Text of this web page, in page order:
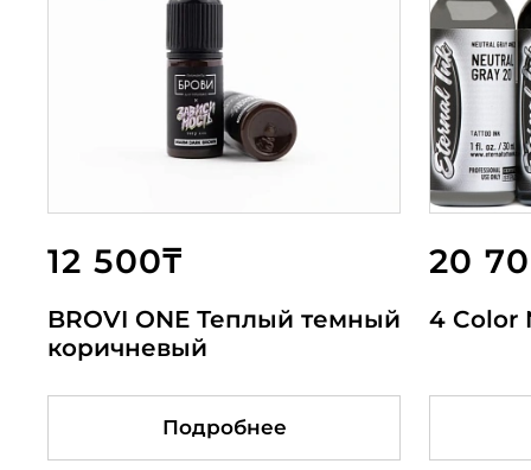
12 500₸
BROVI ONE Теплый темный
коричневый
Подробнее
6 500₸
Acropolis Orange
Подробнее
6 500₸
Blackberry
Подробнее
20
4 Color
6
Bora
6